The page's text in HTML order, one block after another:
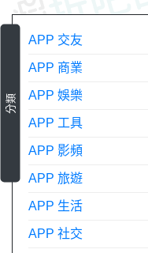
分類
APP 交友
APP 商業
APP 娛樂
APP 工具
APP 影頻
APP 旅遊
APP 生活
APP 社交